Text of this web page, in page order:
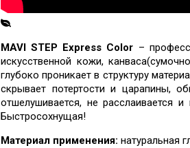
MAVI STEP Express Color –
искусственной кожи,
глубоко проникает в структуру
скрывает потертости и царапины,
отшелушивается, не расслаивается
Быстросохнущая!
Материал применения: натуральная